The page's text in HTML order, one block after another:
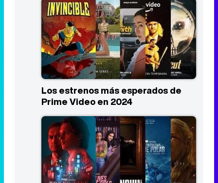
Los estrenos más esperados de
Prime Video en 2024